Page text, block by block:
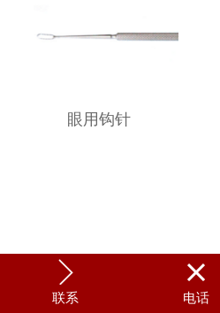
眼用钩针

联系

电话